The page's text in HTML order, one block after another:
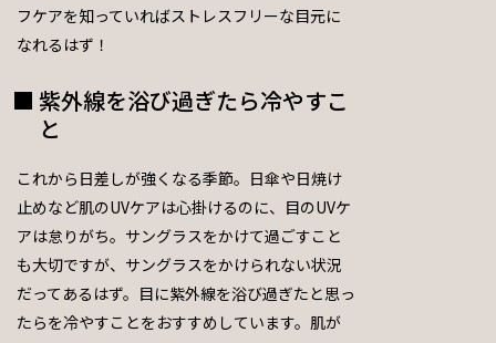
フケアを知っていればストレスフリーな目元に
なれるはず！
紫外線を浴び過ぎたら冷やすこ
と
これから日差しが強くなる季節。日傘や日焼け
止めなど肌のUVケアは心掛けるのに、目のUVケ
アは怠りがち。サングラスをかけて過ごすこと
も大切ですが、サングラスをかけられない状況
だってあるはず。目に紫外線を浴び過ぎたと思っ
たらを冷やすことをおすすめしています。肌が